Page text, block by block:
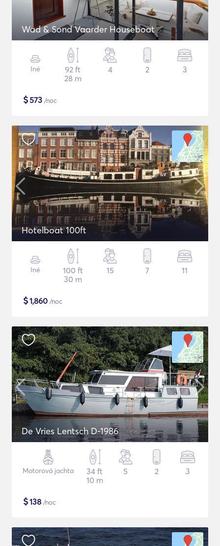
Wad & Sond Vaarder Houseboat
Iné
92 ft
28 m
4 2 3
$573 /noc
Hotelboat 100ft
Iné
100 ft
30 m
15 7 11
$1,860 /noc
De Vries Lentsch D-1986
Motorová jachta
34 ft
10 m
5 2 3
$138 /noc